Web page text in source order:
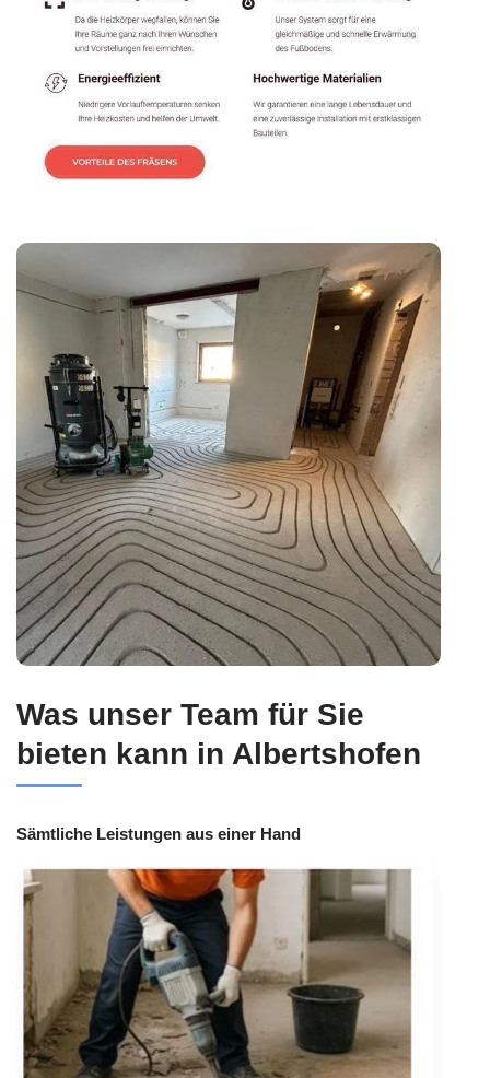
Was unser Team für Sie
bieten kann in Albertshofen
Sämtliche Leistungen aus einer Hand